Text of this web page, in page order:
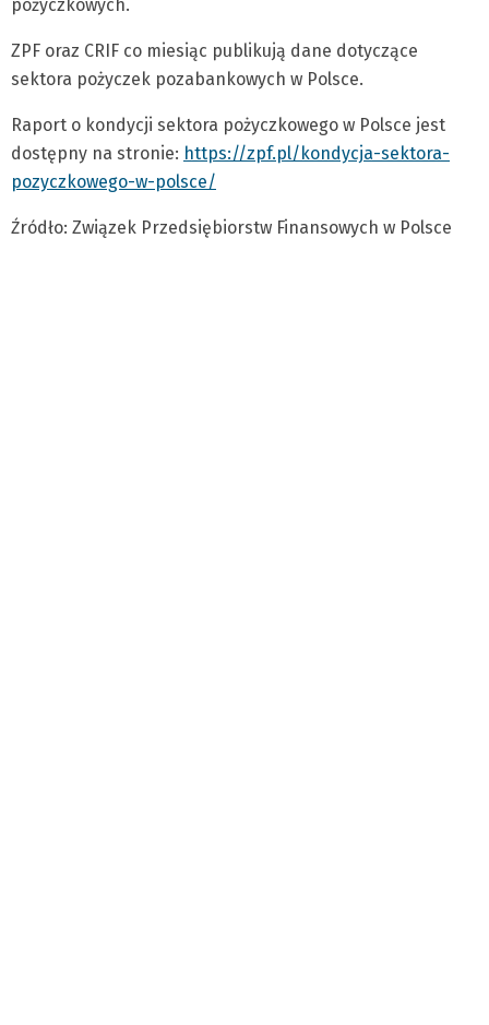
pożyczkowych.
ZPF oraz CRIF co miesiąc publikują dane dotyczące
sektora pożyczek pozabankowych w Polsce.
Raport o kondycji sektora pożyczkowego w Polsce jest
dostępny na stronie: https://zpf.pl/kondycja-sektora-
pozyczkowego-w-polsce/
Źródło: Związek Przedsiębiorstw Finansowych w Polsce